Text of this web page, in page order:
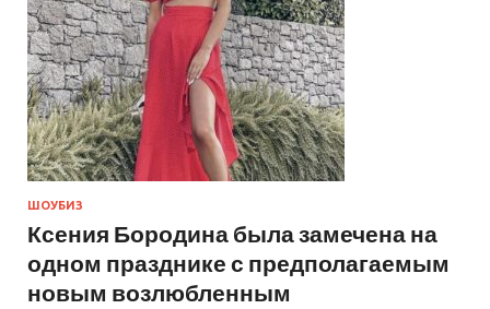
ШОУБИЗ
Ксения Бородина была замечена на
одном празднике с предполагаемым
новым возлюбленным